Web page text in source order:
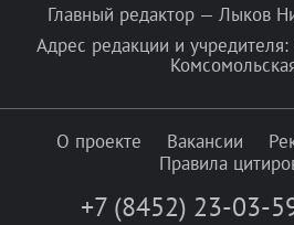
Главный редактор — Лыков
Адрес редакции и
О проекте Вакансии
Правила
+7 (8452) 23-03-